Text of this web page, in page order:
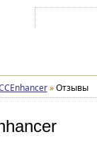
» Отзывы